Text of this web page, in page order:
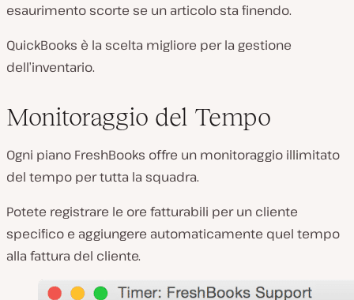
esaurimento scorte se un articolo sta finendo.
QuickBooks è la scelta migliore per la gestione
dell’inventario.
Monitoraggio del Tempo
Ogni piano FreshBooks offre un monitoraggio illimitato
del tempo per tutta la squadra.
Potete registrare le ore fatturabili per un cliente
specifico e aggiungere automaticamente quel tempo
alla fattura del cliente.